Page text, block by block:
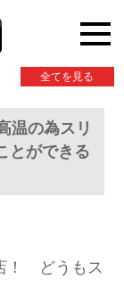
全てを見る
温の為スリ
とができる
！ どうもス